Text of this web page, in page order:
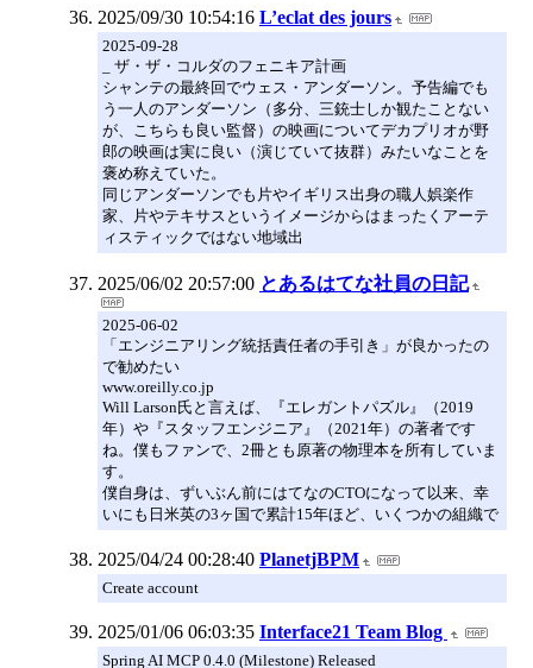
2025/09/30 10:54:16 L’eclat des jours
2025-09-28
_ ザ・ザ・コルダのフェニキア計画
シャンテの最終回でウェス・アンダーソン。予告編でも
う一人のアンダーソン（多分、三銃士しか観たことない
が、こちらも良い監督）の映画についてデカプリオが野
郎の映画は実に良い（演じていて抜群）みたいなことを
褒め称えていた。
同じアンダーソンでも片やイギリス出身の職人娯楽作
家、片やテキサスというイメージからはまったくアーテ
ィスティックではない地域出
2025/06/02 20:57:00 とあるはてな社員の日記
2025-06-02
「エンジニアリング統括責任者の手引き」が良かったの
で勧めたい
www.oreilly.co.jp
Will Larson氏と言えば、『エレガントパズル』（2019
年）や『スタッフエンジニア』（2021年）の著者です
ね。僕もファンで、2冊とも原著の物理本を所有していま
す。
僕自身は、ずいぶん前にはてなのCTOになって以来、幸
いにも日米英の3ヶ国で累計15年ほど、いくつかの組織で
2025/04/24 00:28:40 PlanetjBPM
Create account
2025/01/06 06:03:35 Interface21 Team Blog
Spring AI MCP 0.4.0 (Milestone) Released